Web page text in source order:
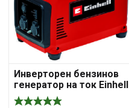
Инверторен бензинов
генератор на ток Einhell
TC-IG 2000